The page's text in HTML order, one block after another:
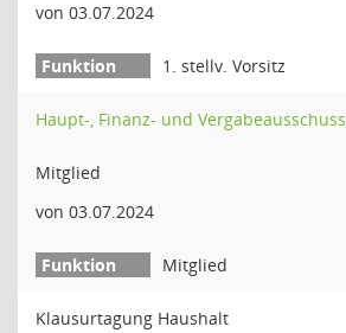
von 03.07.2024
1. stellv. Vorsitz
Haupt-, Finanz- und Vergabeausschuss
Mitglied
von 03.07.2024
Mitglied
Klausurtagung Haushalt